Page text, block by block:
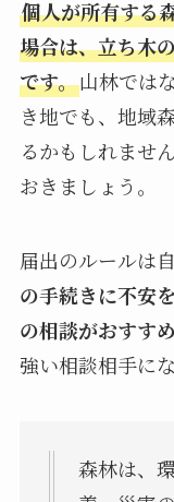
個人が所有する
場合は、立ち木
です。山林では
き地でも、地域
るかもしれませ
おきましょう。
届出のルールは
の手続きに不安
の相談がおすすめ
強い相談相手に
森林は、